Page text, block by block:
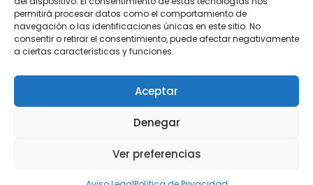
permitirá procesar datos como el comportamiento de
navegación o las identificaciones únicas en este sitio. No
consentir o retirar el consentimiento, puede afectar negativamente
a ciertas características y funciones.
Aceptar
Denegar
Ver preferencias
Tu dirección de correo electrónico no será
Comentario